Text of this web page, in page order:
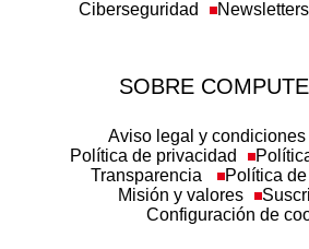
Política de privacidad
Transparencia
Política
Misión y valores
Configuración de